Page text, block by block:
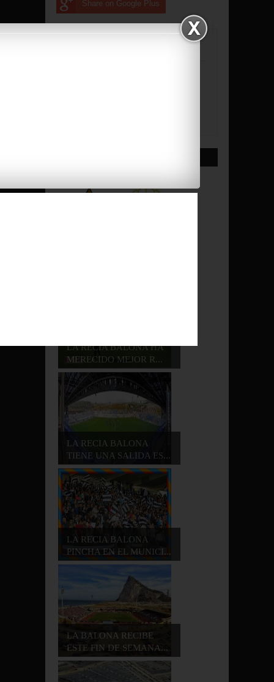
Share on Google Plus
LA RECIA BALONA HA
MERECIDO MEJOR R...
LA RECIA BALONA
TIENE UNA SALIDA ES...
LA RECIA BALONA
PINCHA EN EL MUNICI...
LA BALONA RECIBE
ESTE FIN DE SEMANA...